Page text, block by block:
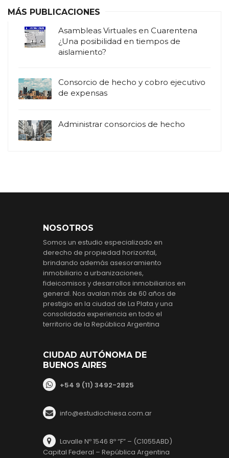
MÁS PUBLICACIONES
Asambleas Virtuales en Cuarentena
¿Una posibilidad en tiempos de
aislamiento?
Consorcio de hecho y cobro ejecutivo
de expensas
Administrar consorcios de hecho
NOSOTROS
Somos un estudio especializado en
derecho de propiedad horizontal,
brindando además asesoramiento
inmobiliario a urbanizaciones,
fideicomisos y desarrollos inmobiliarios en
general. Nos avalan más de 60 años de
prestigio en la ciudad de La Plata y una
consolidada experiencia en todo el
territorio de la República Argentina
CIUDAD AUTÓNOMA DE
BUENOS AIRES
+54 9 (11) 3492-2825
info@estudiochiesa.com.ar
Lavalle Nº 1546 8º “F” – (C1055ABD)
Capital Federal – República Argentina